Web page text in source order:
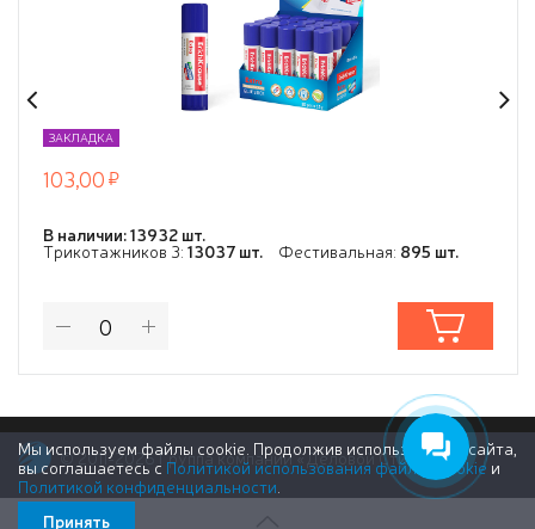
ЗАКЛАДКА
103,00
В наличии: 13932 шт.
Трикотажников 3: 13037 шт. Фестивальная: 895 шт.
© 2011-2026 Группа компаний «Деловой Стиль»
Мы используем файлы cookie. Продолжив использование сайта,
вы соглашаетесь с Политикой использования файлов cookie и
Политикой конфиденциальности
Принять